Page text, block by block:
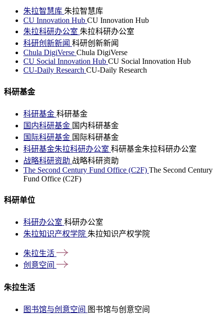
朱拉智慧库 朱拉智慧库
CU Innovation Hub CU Innovation Hub
朱拉科研办公室 朱拉科研办公室
科研创新新闻 科研创新新闻
Chula DigiVerse Chula DigiVerse
CU Social Innovation Hub CU Social Innovation Hub
CU-Daily Research CU-Daily Research
科研基金
科研基金 科研基金
国内科研基金 国内科研基金
国际科研基金 国际科研基金
科研基金朱拉科研办公室 科研基金朱拉科研办公室
战略科研资助 战略科研资助
The Second Century Fund Office (C2F) The Second Century
Fund Office (C2F)
科研单位
科研办公室 科研办公室
朱拉知识产权学院 朱拉知识产权学院
朱拉生活
创意空间
朱拉生活
图书馆与创意空间 图书馆与创意空间